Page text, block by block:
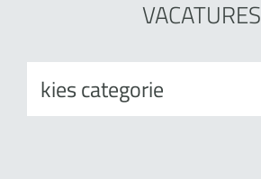
VACATURES